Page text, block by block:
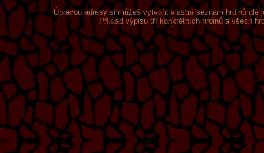
Úpravou adresy si můžeš vytvořit vlastní seznam hrdinů dle
Příklad výpisu tří konkrétních hrdinů a všech